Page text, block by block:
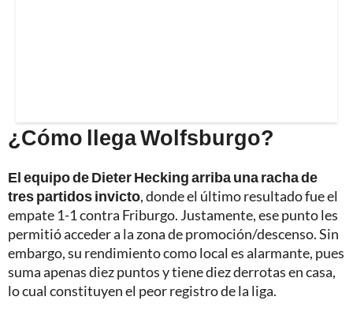
¿Cómo llega Wolfsburgo?
El equipo de Dieter Hecking arriba una racha de
tres partidos invicto, donde el último resultado fue el
empate 1-1 contra Friburgo. Justamente, ese punto les
permitió acceder a la zona de promoción/descenso. Sin
embargo, su rendimiento como local es alarmante, pues
suma apenas diez puntos y tiene diez derrotas en casa,
lo cual constituyen el peor registro de la liga.